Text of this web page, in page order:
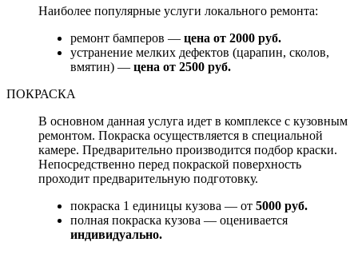
Наиболее популярные услуги локального ремонта:
ремонт бамперов — цена от 2000 руб.
устранение мелких дефектов (царапин, сколов,
вмятин) — цена от 2500 руб.
ПОКРАСКА
В основном данная услуга идет в комплексе с кузовным
ремонтом. Покраска осуществляется в специальной
камере. Предварительно производится подбор краски.
Непосредственно перед покраской поверхность
проходит предварительную подготовку.
покраска 1 единицы кузова — от 5000 руб.
полная покраска кузова — оценивается
индивидуально.